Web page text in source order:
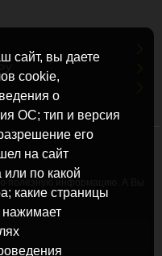
полезную информацию. А Вы
сайт, вы даете
cookie,
о
ОС; тип и версия
его
на сайт
или по какой
какие страницы
нажимает